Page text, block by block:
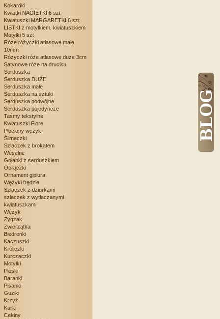
Kokardki
Kwiatki NAGIETKI 6 szt
Kwiatuszki MARGARETKI 6 szt
LISTKI z motylkiem, kwiatuszkiem
Motylki 5 szt
Róże różyczki atłasowe małe
10mm
Różyczki róże atłasowe duże 3cm
Satynowe róże na druciku
Serduszka
Serduszka DUŻE
Serduszka małe
Serduszka na sztuki
Serduszka podwójne
Serduszka pojedyncze
Taśmy tekstylne
Kwiatuszki Fiore
Pleciony wężyk
Ślimaczki
Szlaczek z brokatem
Weselne
Gołabki z serduszkiem
Obrączki
Ornament gipiura
Wężyki frędzle
Szlaczek z dziurkami
szlaczek z wytłaczanymi
kwiatuszkami
Wężyk
Zygzak
Zwierzątka
Biedronki
Kaczuszki
Króliczki
Kurczaczki
Motylki
Pieski
Baranki
Pisanki
Guziki
Krzyż
Kurki
Cekiny